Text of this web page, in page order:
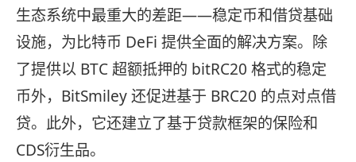
生态系统中最重大的差距——稳定币和借贷基础
设施，为比特币 DeFi 提供全面的解决方案。除
了提供以 BTC 超额抵押的 bitRC20 格式的稳定
币外，BitSmiley 还促进基于 BRC20 的点对点借
贷。此外，它还建立了基于贷款框架的保险和
CDS衍生品。